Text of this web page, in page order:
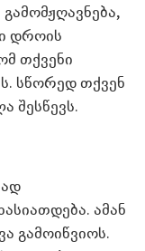
დროის
თქვენი
სწორედ თქვენ
შესწევს.
ამან
გამოიწვიოს.